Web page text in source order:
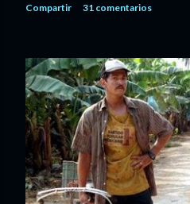
Compartir 31 comentarios